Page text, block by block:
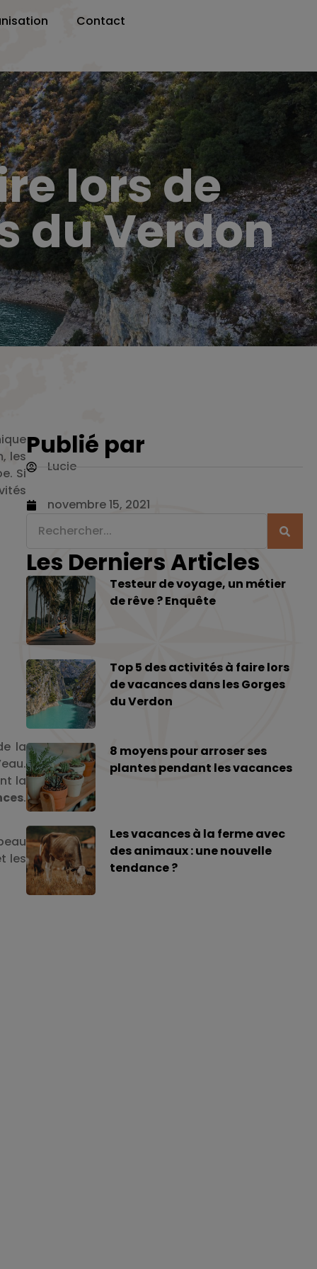
Contact
lors de
du Verdon
les
Si
la
la
.
les
Publié par
Lucie
novembre 15, 2021
Les Derniers Articles
Testeur de voyage, un métier
de rêve ? Enquête
Top 5 des activités à faire lors
de vacances dans les Gorges
du Verdon
8 moyens pour arroser ses
plantes pendant les vacances
Les vacances à la ferme avec
des animaux : une nouvelle
tendance ?